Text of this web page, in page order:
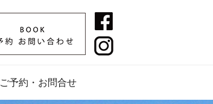
ご予約・お問合せ